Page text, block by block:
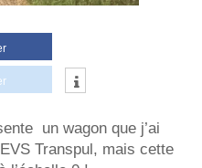
un wagon que j’ai
Transpul, mais cette